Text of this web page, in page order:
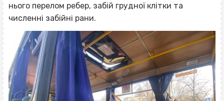
нього перелом ребер, забій грудної клітки та
численні забійні рани.